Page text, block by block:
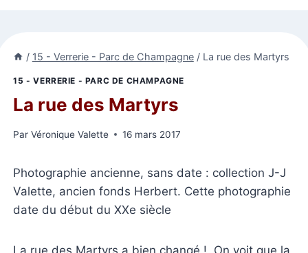
/ 15 - Verrerie - Parc de Champagne / La rue des Martyrs
15 - VERRERIE - PARC DE CHAMPAGNE
La rue des Martyrs
Par Véronique Valette 16 mars 2017
Photographie ancienne, sans date : collection J-J
Valette, ancien fonds Herbert. Cette photographie
date du début du XXe siècle
La rue des Martyrs a bien changé ! On voit que la